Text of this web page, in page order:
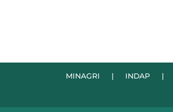
MINAGRI | INDAP |